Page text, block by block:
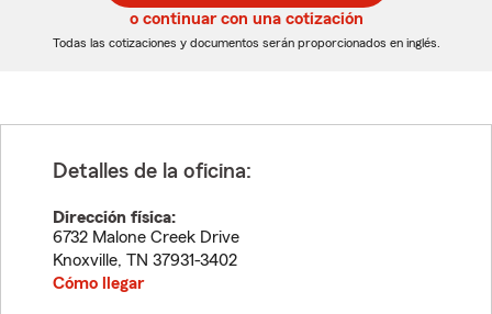
5
dígitos
5
dígitos
o continuar con una cotización
Todas las cotizaciones y documentos serán proporcionados en inglés.
Detalles de la oficina:
Dirección física:
6732 Malone Creek Drive
Knoxville, TN 37931-3402
Cómo llegar